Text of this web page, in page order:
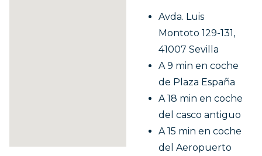
Avda. Luis
Montoto 129-131,
41007 Sevilla
A 9 min en coche
de Plaza España
A 18 min en coche
del casco antiguo
A 15 min en coche
del Aeropuerto